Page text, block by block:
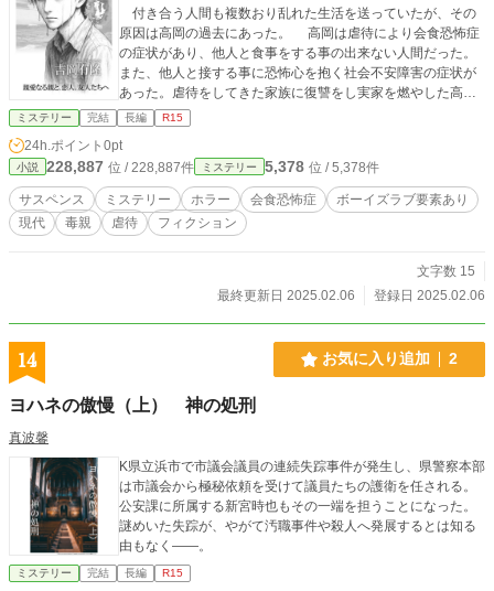
付き合う人間も複数おり乱れた生活を送っていたが、その
原因は高岡の過去にあった。 高岡は虐待により会食恐怖症
の症状があり、他人と食事をする事の出来ない人間だった。
また、他人と接する事に恐怖心を抱く社会不安障害の症状が
あった。虐待をしてきた家族に復讐をし実家を燃やした高岡
に未来はあるのか。 過去と未来が交差する、一人の男の人
生を描いた自伝風ダークヒューマンドラマ。 ※この作品は犯
罪描写を含みますが、犯罪を助長する物ではございません。
※ボーイズラブ描写あります。軽い描写なので同性愛に偏見
がない方は是非。 ※本作品は“自伝風ミステリー”ですが、フ
ィクションとして執筆しています。登場する人物・団体・事
件は実在のものとは関係ありません。
ミステリー 完結 長編 R15
24h.ポイント 0pt
小説 228,887 位 / 228,887件 ミステリー 5,378 位 / 5,378件
サスペンス ミステリー ホラー 会食恐怖症
ボーイズラブ要素あり
現代
毒親 虐待 フィクション
文字数 15
最終更新日 2025.02.06
登録日 2025.02.06
14 お気に入り追加 2
ヨハネの傲慢（上） 神の処刑
真波馨
K県立浜市で市議会議員の連続失踪事件が発生し、県警察本部
は市議会から極秘依頼を受けて議員たちの護衛を任される。
公安課に所属する新宮時也もその一端を担うことになった。
謎めいた失踪が、やがて汚職事件や殺人へ発展するとは知る
由もなく——。
ミステリー 完結 長編 R15